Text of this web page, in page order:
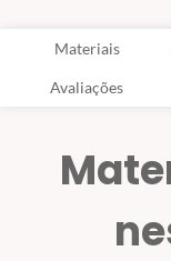
Materiais
Avaliações